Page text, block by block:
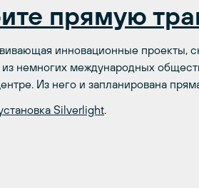
прямую
инновационные проекты,
из немногих международных
Из него и запланирована
Silverlight.